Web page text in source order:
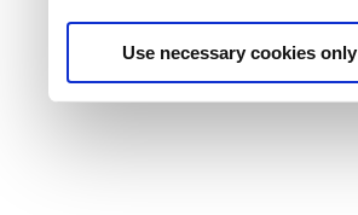
Use necessary cookies only